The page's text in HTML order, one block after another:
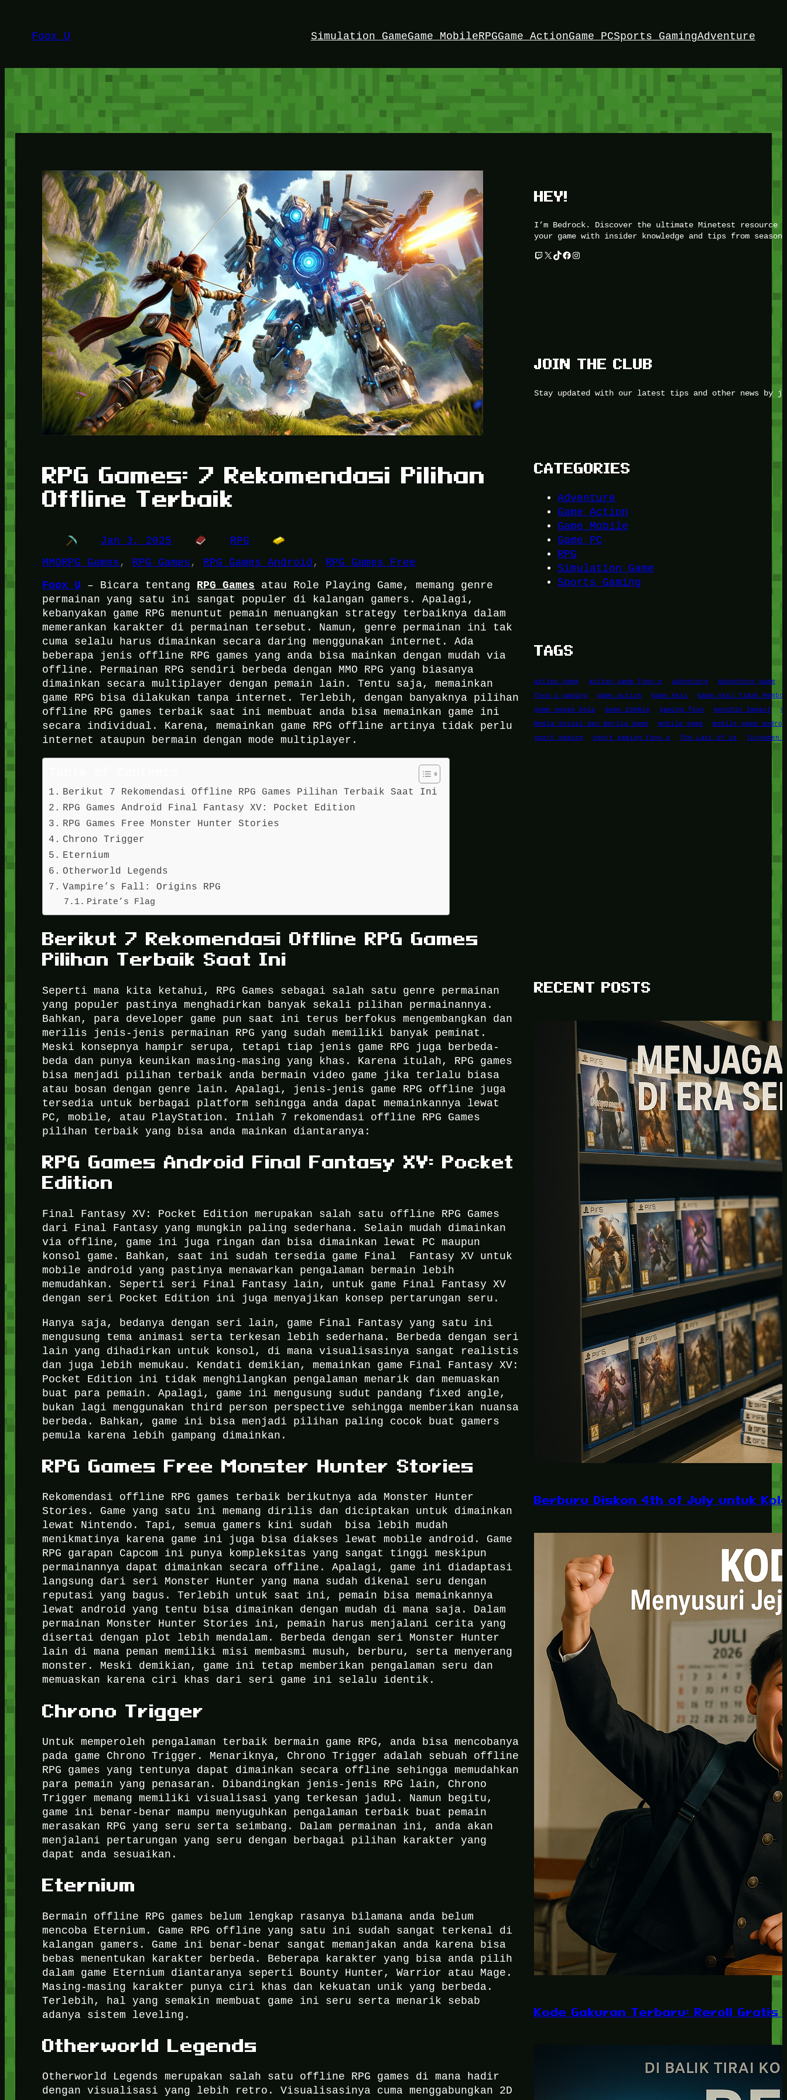
kontenFoox U Simulation GameGame MobileRPGGame ActionGame PCSports GamingAdventure
RPG Games: 7 Rekomendasi Pilihan
Offline Terbaik
Jan 3, 2025
RPG
MMORPG Games , RPG Games , RPG Games Android , RPG Games Free
Foox U – Bicara tentang RPG Games atau Role Playing Game, memang genre
permainan yang satu ini sangat populer di kalangan gamers. Apalagi,
kebanyakan game RPG menuntut pemain menuangkan strategy terbaiknya dalam
memerankan karakter di permainan tersebut. Namun, genre permainan ini tak
cuma selalu harus dimainkan secara daring menggunakan internet. Ada
beberapa jenis offline RPG games yang anda bisa mainkan dengan mudah via
offline. Permainan RPG sendiri berbeda dengan MMO RPG yang biasanya
dimainkan secara multiplayer dengan pemain lain. Tentu saja, memainkan
game RPG bisa dilakukan tanpa internet. Terlebih, dengan banyaknya pilihan
offline RPG games terbaik saat ini membuat anda bisa memainkan game ini
secara individual. Karena, memainkan game RPG offline artinya tidak perlu
internet ataupun bermain dengan mode multiplayer.
Berikut 7 Rekomendasi Offline RPG Games Pilihan Terbaik Saat Ini
RPG Games Android Final Fantasy XV: Pocket Edition
RPG Games Free Monster Hunter Stories
Chrono Trigger
Eternium
Otherworld Legends
Vampire’s Fall: Origins RPG
Pirate’s Flag
Berikut 7 Rekomendasi Offline RPG Games
Pilihan Terbaik Saat Ini
Seperti mana kita ketahui, RPG Games sebagai salah satu genre permainan
yang populer pastinya menghadirkan banyak sekali pilihan permainannya.
Bahkan, para developer game pun saat ini terus berfokus mengembangkan dan
merilis jenis-jenis permainan RPG yang sudah memiliki banyak peminat.
Meski konsepnya hampir serupa, tetapi tiap jenis game RPG juga berbeda-
beda dan punya keunikan masing-masing yang khas. Karena itulah, RPG games
bisa menjadi pilihan terbaik anda bermain video game jika terlalu biasa
atau bosan dengan genre lain. Apalagi, jenis-jenis game RPG offline juga
tersedia untuk berbagai platform sehingga anda dapat memainkannya lewat
PC, mobile, atau PlayStation. Inilah 7 rekomendasi offline RPG Games
pilihan terbaik yang bisa anda mainkan diantaranya:
RPG Games AndroidFinal Fantasy XV: Pocket
Edition
Final Fantasy XV: Pocket Edition merupakan salah satu offline RPG Games
dari Final Fantasy yang mungkin paling sederhana. Selain mudah dimainkan
via offline, game ini juga ringan dan bisa dimainkan lewat PC maupun
konsol game. Bahkan, saat ini sudah tersedia game Final Fantasy XV untuk
mobile android yang pastinya menawarkan pengalaman bermain lebih
memudahkan.Seperti seri Final Fantasy lain, untuk game Final Fantasy XV
dengan seri Pocket Edition ini juga menyajikan konsep pertarungan seru.
Hanya saja, bedanya dengan seri lain, game Final Fantasy yang satu ini
mengusung tema animasi serta terkesan lebih sederhana. Berbeda dengan seri
lain yang dihadirkan untuk konsol, di mana visualisasinya sangat realistis
dan juga lebih memukau. Kendati demikian, memainkan game Final Fantasy XV:
Pocket Edition ini tidak menghilangkan pengalaman menarik dan memuaskan
buat para pemain. Apalagi, game ini mengusung sudut pandang fixed angle,
bukan lagi menggunakan third person perspective sehingga memberikan nuansa
berbeda. Bahkan, game ini bisa menjadi pilihan paling cocok buat gamers
pemula karena lebih gampang dimainkan.
RPG Games FreeMonster Hunter Stories
Rekomendasi offline RPG games terbaik berikutnya ada Monster Hunter
Stories. Game yang satu ini memang dirilis dan diciptakan untuk dimainkan
lewat Nintendo. Tapi, semua gamers kini sudah bisa lebih mudah
menikmatinya karena game ini juga bisa diakses lewat mobile android. Game
RPG garapan Capcom ini punya kompleksitas yang sangat tinggi meskipun
permainannya dapat dimainkan secara offline. Apalagi, game ini diadaptasi
langsung dari seri Monster Hunter yang mana sudah dikenal seru dengan
reputasi yang bagus. Terlebih untuk saat ini, pemain bisa memainkannya
lewat android yang tentu bisa dimainkan dengan mudah di mana saja. Dalam
permainan Monster Hunter Stories ini, pemain harus menjalani cerita yang
disertai dengan plot lebih mendalam. Berbeda dengan seri Monster Hunter
lain di mana peman memiliki misi membasmi musuh, berburu, serta menyerang
monster. Meski demikian, game ini tetap memberikan pengalaman seru dan
memuaskan karena ciri khas dari seri game ini selalu identik.
Chrono Trigger
Untuk memperoleh pengalaman terbaik bermain game RPG, anda bisa mencobanya
pada game Chrono Trigger. Menariknya, Chrono Trigger adalah sebuah offline
RPG games yang tentunya dapat dimainkan secara offline sehingga memudahkan
para pemain yang penasaran. Dibandingkan jenis-jenis RPG lain, Chrono
Trigger memang memiliki visualisasi yang terkesan jadul. Namun begitu,
game ini benar-benar mampu menyuguhkan pengalaman terbaik buat pemain
merasakan RPG yang seru serta seimbang. Dalam permainan ini, anda akan
menjalani pertarungan yang seru dengan berbagai pilihan karakter yang
dapat anda sesuaikan.
Eternium
Bermain offline RPG games belum lengkap rasanya bilamana anda belum
mencoba Eternium. Game RPG offline yang satu ini sudah sangat terkenal di
kalangan gamers. Game ini benar-benar sangat memanjakan anda karena bisa
bebas menentukan karakter berbeda. Beberapa karakter yang bisa anda pilih
dalam game Eternium diantaranya seperti Bounty Hunter, Warrior atau Mage.
Masing-masing karakter punya ciri khas dan kekuatan unik yang berbeda.
Terlebih, hal yang semakin membuat game ini seru serta menarik sebab
adanya sistem leveling.
Otherworld Legends
Otherworld Legends merupakan salah satu offline RPG games di mana hadir
dengan visualisasi yang lebih retro. Visualisasinya cuma menggabungkan 2D
HEY!
I’m Bedrock. Discover the ultimate Minetest
your game with insider knowledge and tips from
Twitch X TikTok Facebook Instagram
JOIN THE CLUB
Stay updated with our latest tips and other news by
CATEGORIES
Adventure
Game Action
Game Mobile
Game PC
RPG
Simulation Game
Sports Gaming
TAGS
action game action game foox-u adventure adventure game
foox u gaming
game action Game Aksi
Game Aksi Tidak
game sepak bola
Game Zombie gaming foox Genshin Impact
Media Sosial dan Berita Game
mobile game
mobile game
sport gaming
sport gaming foox u The Last of Us Turnamen
RECENT POSTS
Berburu Diskon 4th of July untuk
Kode Gakuran Terbaru: Reroll Gratis